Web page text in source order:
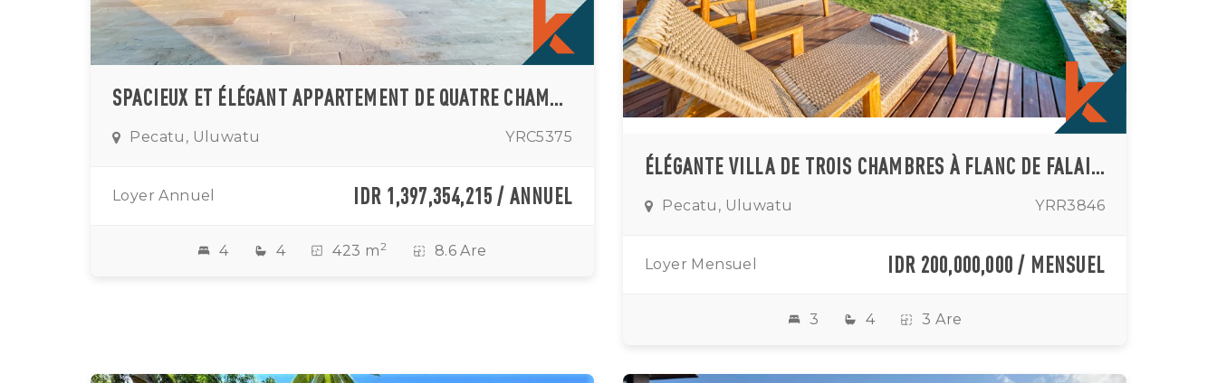
SPACIEUX ET ÉLÉGANT APPARTEMENT DE QUATRE CHAMBRES, PLUS STUDIO ET SALLE DE DIVERTISSEMENT, SITUÉ À ULUWATU
Pecatu, Uluwatu YRC5375
Loyer Annuel IDR 1,397,354,215 / ANNUEL
4 4 423 m2 8.6 Are
ÉLÉGANTE VILLA DE TROIS CHAMBRES À FLANC DE FALAISE AVEC VUE PANORAMIQUE SUR L'OCÉAN À ULUWATU
Pecatu, Uluwatu YRR3846
Loyer Mensuel IDR 200,000,000 / MENSUEL
3 4 3 Are